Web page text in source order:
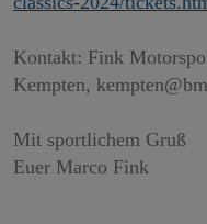
Kontakt: Fink
Kempten,
Mit sportlichem Gruß
Euer Marco Fink